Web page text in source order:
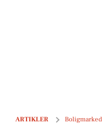
ARTIKLER Boligmarked
Top 6 over dyreste